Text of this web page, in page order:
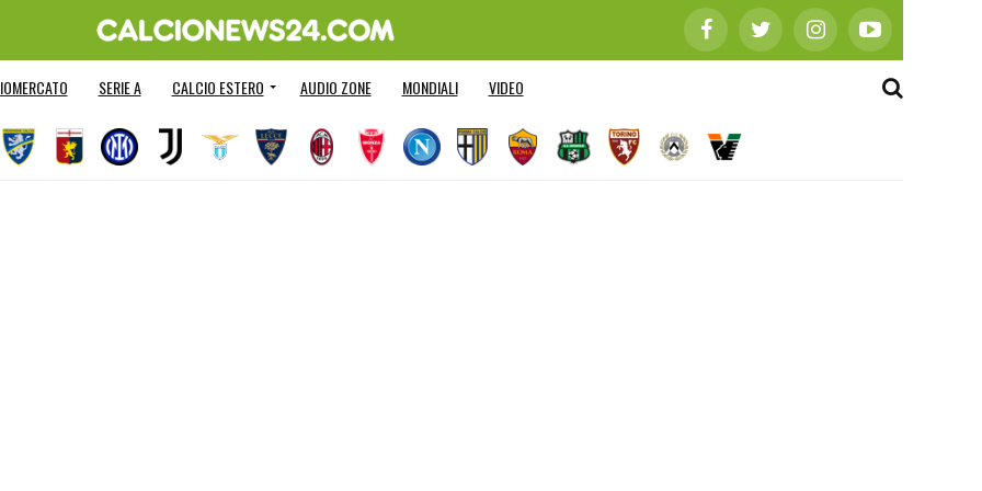
SERIE A CALCIO ESTERO AUDIO ZONE MONDIALI VIDEO